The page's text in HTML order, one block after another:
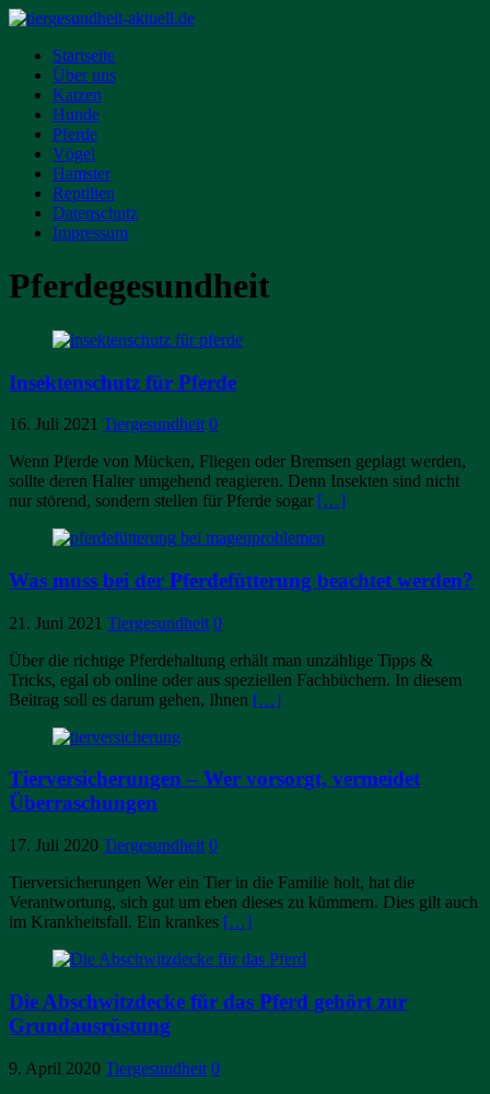
Startseite
Über uns
Katzen
Hunde
Pferde
Vögel
Hamster
Reptilien
Datenschutz
Impressum
Pferdegesundheit
Insektenschutz für Pferde
16. Juli 2021 Tiergesundheit 0
Wenn Pferde von Mücken, Fliegen oder Bremsen geplagt werden,
sollte deren Halter umgehend reagieren. Denn Insekten sind nicht
nur störend, sondern stellen für Pferde sogar […]
Was muss bei der Pferdefütterung beachtet werden?
21. Juni 2021 Tiergesundheit 0
Über die richtige Pferdehaltung erhält man unzählige Tipps &
Tricks, egal ob online oder aus speziellen Fachbüchern. In diesem
Beitrag soll es darum gehen, Ihnen […]
Tierversicherungen – Wer vorsorgt, vermeidet
Überraschungen
17. Juli 2020 Tiergesundheit 0
Tierversicherungen Wer ein Tier in die Familie holt, hat die
Verantwortung, sich gut um eben dieses zu kümmern. Dies gilt auch
im Krankheitsfall. Ein krankes […]
Die Abschwitzdecke für das Pferd gehört zur
Grundausrüstung
9. April 2020 Tiergesundheit 0